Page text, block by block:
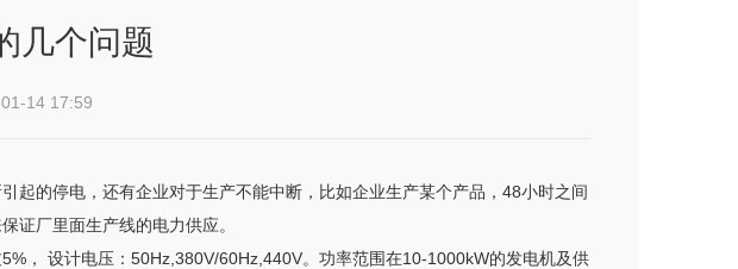
几个问题
14 17:59
起的停电，还有企业对于生产不能中断，比如企业生产某个产品，48小时之间
证厂里面生产线的电力供应。
， 设计电压：50Hz,380V/60Hz,440V。功率范围在10-1000kW的发电机及供